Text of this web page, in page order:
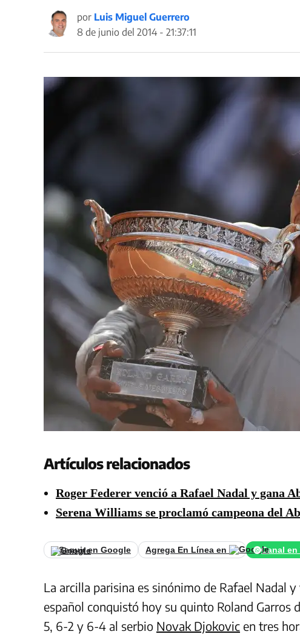
por Luis Miguel Guerrero
8 de junio del 2014 - 21:37:11
Artículos relacionados
Roger Federer venció a Rafael Nadal y gana
Serena Williams se proclamó campeona del
Seguir en Google Agrega En Línea en Canal
La arcilla parisina es sinónimo de Rafael Nadal
español conquistó hoy su quinto Roland Garros
5, 6-2 y 6-4 al serbio Novak Djokovic en tres